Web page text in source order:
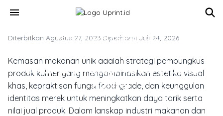
menu
KEMASAN & PACKAGING PRODUK
Kemasan Makanan Unik: Panduan
Cetak & Strategi Visual Produk
Kuliner
Diterbitkan Agustus 27, 2023·Diperbarui Juli 24, 2026
Kemasan makanan unik adalah strategi pembungkus
produk kuliner yang mengombinasikan estetika visual
khas, kepraktisan fungsi food-grade, dan keunggulan
identitas merek untuk meningkatkan daya tarik serta
nilai jual produk. Dalam lanskap industri makanan dan